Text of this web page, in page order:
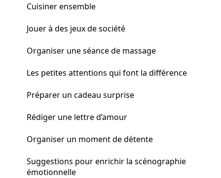
Cuisiner ensemble
Jouer à des jeux de société
Organiser une séance de massage
Les petites attentions qui font la différence
Préparer un cadeau surprise
Rédiger une lettre d’amour
Organiser un moment de détente
Suggestions pour enrichir la scénographie
émotionnelle